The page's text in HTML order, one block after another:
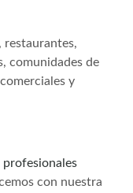
restaurantes,
comunidades de
y
con nuestra